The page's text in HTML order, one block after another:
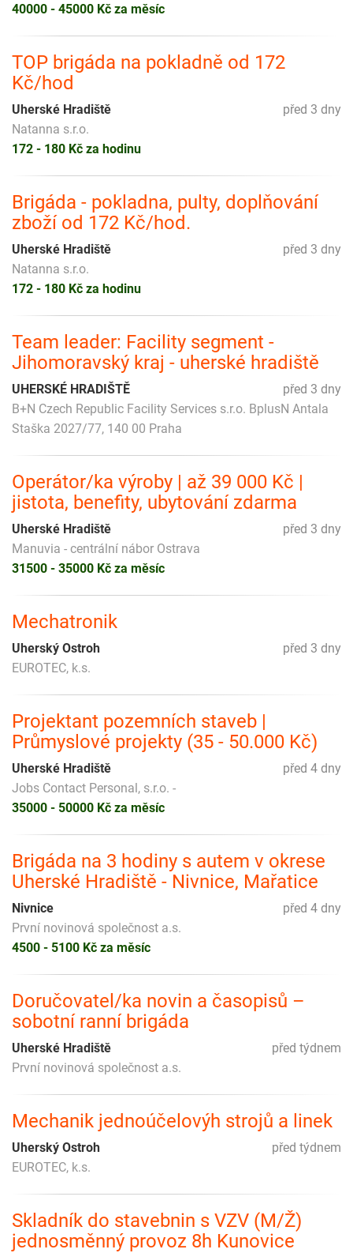
40000 - 45000 Kč za měsíc
TOP brigáda na pokladně od 172
Kč/hod
před 3 dny
Uherské Hradiště
Natanna s.r.o.
172 - 180 Kč za hodinu
Brigáda - pokladna, pulty, doplňování
zboží od 172 Kč/hod.
před 3 dny
Uherské Hradiště
Natanna s.r.o.
172 - 180 Kč za hodinu
Team leader: Facility segment -
Jihomoravský kraj - uherské hradiště
před 3 dny
UHERSKÉ HRADIŠTĚ
B+N Czech Republic Facility Services s.r.o. BplusN Antala
Staška 2027/77, 140 00 Praha
Operátor/ka výroby | až 39 000 Kč |
jistota, benefity, ubytování zdarma
před 3 dny
Uherské Hradiště
Manuvia - centrální nábor Ostrava
31500 - 35000 Kč za měsíc
Mechatronik
před 3 dny
Uherský Ostroh
EUROTEC, k.s.
Projektant pozemních staveb |
Průmyslové projekty (35 - 50.000 Kč)
před 4 dny
Uherské Hradiště
Jobs Contact Personal, s.r.o. -
35000 - 50000 Kč za měsíc
Brigáda na 3 hodiny s autem v okrese
Uherské Hradiště - Nivnice, Mařatice
před 4 dny
Nivnice
První novinová společnost a.s.
4500 - 5100 Kč za měsíc
Doručovatel/ka novin a časopisů –
sobotní ranní brigáda
před týdnem
Uherské Hradiště
První novinová společnost a.s.
Mechanik jednoúčelovýh strojů a linek
před týdnem
Uherský Ostroh
EUROTEC, k.s.
Skladník do stavebnin s VZV (M/Ž)
jednosměnný provoz 8h Kunovice